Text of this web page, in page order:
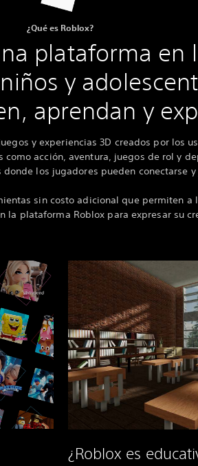
¿Qué es Roblox?
plataforma en
y
aprendan y
y experiencias 3D creados por los
como acción, aventura, juegos de rol y
los jugadores pueden conectarse
sin costo adicional que permiten a
la plataforma Roblox para expresar su
¿Roblox es